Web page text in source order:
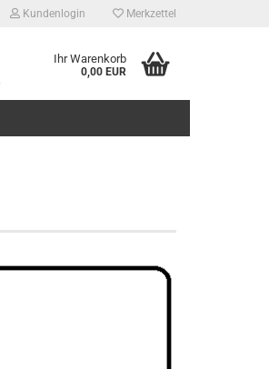
Kundenlogin Merkzettel
Ihr Warenkorb
0,00 EUR